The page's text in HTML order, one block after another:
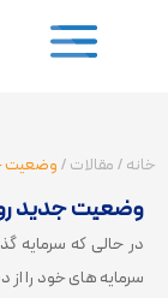
خانه/مقالات/وضعیت
وضعیت جدید
سرمایه های خود را از